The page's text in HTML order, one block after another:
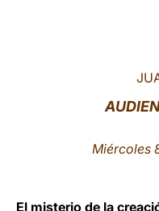
Miércoles
El misterio de la